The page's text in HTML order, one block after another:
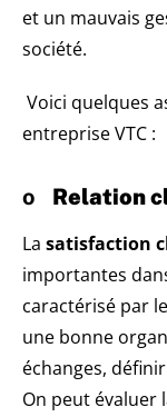
et un mauvais
société.
Voici quelques
entreprise VTC :
o Relation
La satisfaction
importantes
caractérisé par
une bonne
échanges,
On peut évaluer